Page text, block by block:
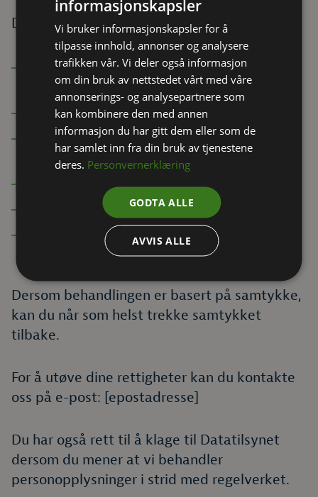
Du har rett til å:
Få innsyn i hvilke personopplysninger vi
har om deg
Få uriktige opplysninger rettet
Be om sletting av opplysninger der det er
grunnlag for det
Be om begrensning av behandlingen
Protestere mot behandlingen
Få utlevert dine opplysninger
(dataportabilitet), der dette er aktuelt
Dersom behandlingen er basert på samtykke,
kan du når som helst trekke samtykket
tilbake.
For å utøve dine rettigheter kan du kontakte
oss på e-post: [epostadresse]
Du har også rett til å klage til Datatilsynet
dersom du mener at vi behandler
personopplysninger i strid med regelverket.
informasjonskapsler
Vi bruker informasjonskapsler for å
tilpasse innhold, annonser og analysere
trafikken vår. Vi deler også informasjon
om din bruk av nettstedet vårt med våre
annonserings- og analysepartnere som
kan kombinere den med annen
informasjon du har gitt dem eller som de
har samlet inn fra din bruk av tjenestene
deres. Personvernerklæring
GODTA ALLE
AVVIS ALLE